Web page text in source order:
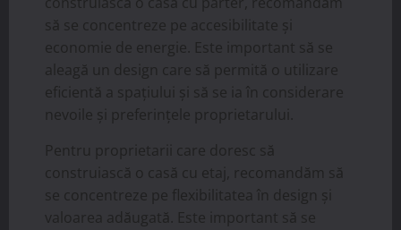
să se concentreze pe accesibilitate și
economie de energie. Este important să se
aleagă un design care să permită o utilizare
eficientă a spațiului și să se ia în considerare
nevoile și preferințele proprietarului.
Pentru proprietarii care doresc să
construiască o casă cu etaj, recomandăm să
se concentreze pe flexibilitatea în design și
valoarea adăugată. Este important să se